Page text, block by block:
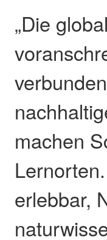
„Die
machen
erlebbar,